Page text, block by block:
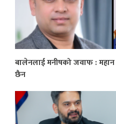
बालेनलाई मनीषको जवाफ :
छैन